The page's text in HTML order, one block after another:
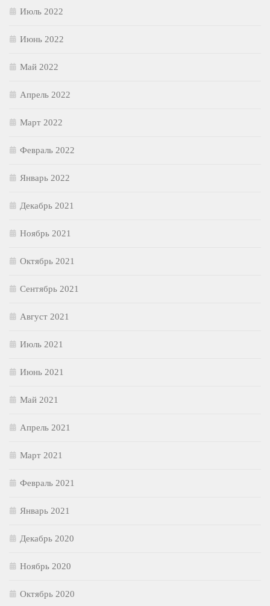
Июль 2022
Июнь 2022
Май 2022
Апрель 2022
Март 2022
Февраль 2022
Январь 2022
Декабрь 2021
Ноябрь 2021
Октябрь 2021
Сентябрь 2021
Август 2021
Июль 2021
Июнь 2021
Май 2021
Апрель 2021
Март 2021
Февраль 2021
Январь 2021
Декабрь 2020
Ноябрь 2020
Октябрь 2020